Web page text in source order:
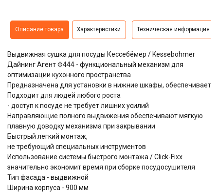
Описание товара Характеристики Техническая информация
Выдвижная сушка для посуды Кессебёмер / Kessebohmer
Дайнинг Агент Ф444 - функциональный механизм для
оптимизации кухонного пространства
Предназначена для установки в нижние шкафы, обеспечивает
Подходит для людей любого роста
- доступ к посуде не требует лишних усилий
Направляющие полного выдвижения обеспечивают мягкую
плавную доводку механизма при закрывании
Быстрый легкий монтаж,
не требующий специальных инструментов
Использование системы быстрого монтажа / Click-Fixx
значительно экономит время при сборке посудосушителя
Тип фасада - выдвижной
Ширина корпуса - 900 мм